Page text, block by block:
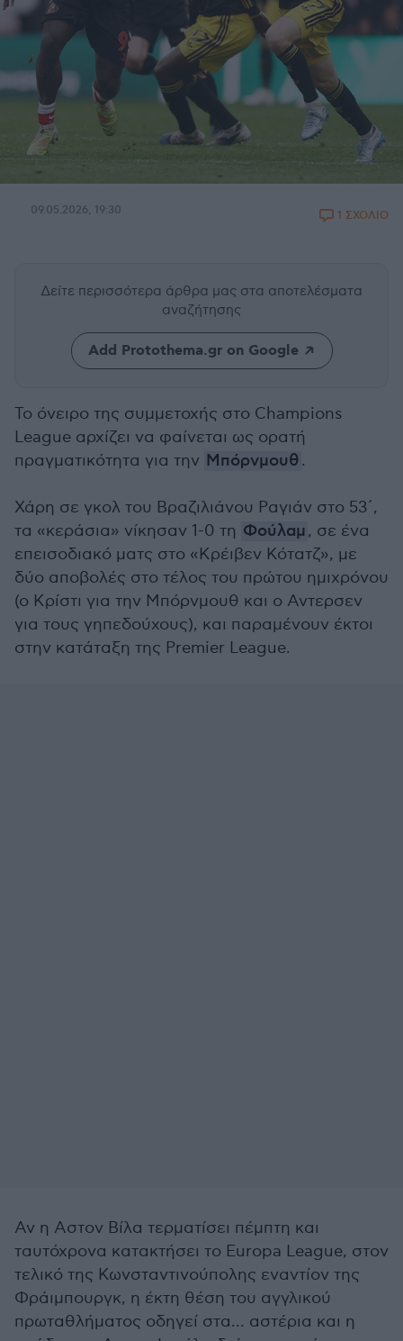
09.05.2026, 19:30 1 ΣΧΟΛΙΟ
Δείτε περισσότερα άρθρα μας στα αποτελέσματα
αναζήτησης
Add Protothema.gr on Google
Το όνειρο της συμμετοχής στο Champions
League αρχίζει να φαίνεται ως ορατή
πραγματικότητα για την Μπόρνμουθ.
Χάρη σε γκολ του Βραζιλιάνου Ραγιάν στο 53΄,
τα «κεράσια» νίκησαν 1-0 τη Φούλαμ, σε ένα
επεισοδιακό ματς στο «Κρέιβεν Κότατζ», με
δύο αποβολές στο τέλος του πρώτου ημιχρόνου
(ο Κρίστι για την Μπόρνμουθ και ο Αντερσεν
για τους γηπεδούχους), και παραμένουν έκτοι
στην κατάταξη της Premier League.
Αν η Αστον Βίλα τερματίσει πέμπτη και
ταυτόχρονα κατακτήσει το Europa League, στον
τελικό της Κωνσταντινούπολης εναντίον της
Φράιμπουργκ, η έκτη θέση του αγγλικού
πρωταθλήματος οδηγεί στα... αστέρια και η